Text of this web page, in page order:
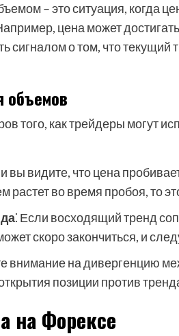
– это ситуация, когда
цена может
сигналом о том, что текущий
объемов
того, как трейдеры могут
вы видите, что цена
во время пробоя, то
⁚ Если восходящий тренд
скоро закончиться, и
внимание на дивергенцию
позиции против
на Форексе